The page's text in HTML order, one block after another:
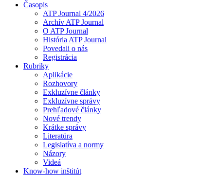
Časopis
ATP Journal 4/2026
Archív ATP Journal
O ATP Journal
História ATP Journal
Povedali o nás
Registrácia
Rubriky
Aplikácie
Rozhovory
Exkluzívne články
Exkluzívne správy
Prehľadové články
Nové trendy
Krátke správy
Literatúra
Legislatíva a normy
Názory
Videá
Know-how inštitút